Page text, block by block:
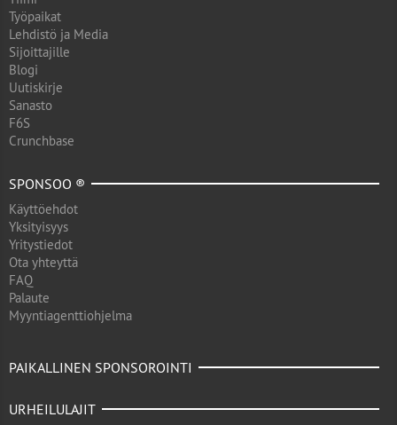
Työpaikat
Lehdistö ja Media
Sijoittajille
Blogi
Uutiskirje
Sanasto
F6S
Crunchbase
SPONSOO ®
Käyttöehdot
Yksityisyys
Yritystiedot
Ota yhteyttä
FAQ
Palaute
Myyntiagenttiohjelma
PAIKALLINEN SPONSOROINTI
URHEILULAJIT